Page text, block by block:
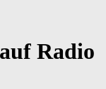
Radio